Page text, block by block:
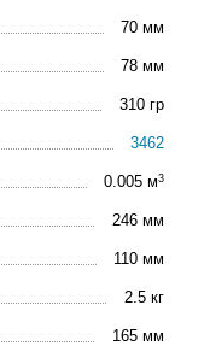
70 мм
78 мм
310 гр
3462
0.005 м3
246 мм
110 мм
2.5 кг
165 мм